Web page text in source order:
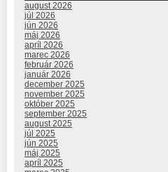
august 2026
júl 2026
jún 2026
máj 2026
apríl 2026
marec 2026
február 2026
január 2026
december 2025
november 2025
október 2025
september 2025
august 2025
júl 2025
jún 2025
máj 2025
apríl 2025